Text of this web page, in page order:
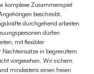
komplexe Zusammenspiel
beschreibt.
durchgehend arbeiten
dürfen
mit flexibler
in begrenztem
vorgesehen. Wir sichern
mindestens einen freien